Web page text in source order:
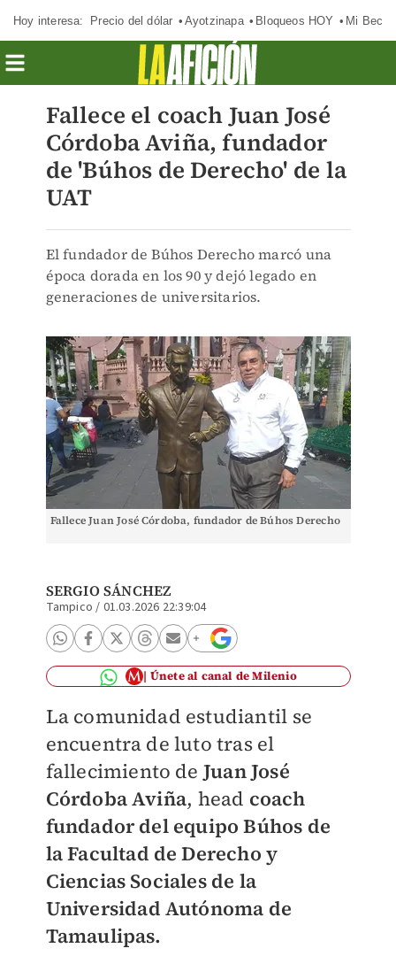
Hoy interesa: Precio del dólar Ayotzinapa Bloqueos HOY Mi Beca
Fallece el coach Juan José
Córdoba Aviña, fundador
de 'Búhos de Derecho' de la
UAT
El fundador de Búhos Derecho marcó una
época dorada en los 90 y dejó legado en
generaciones de universitarios.
Fallece Juan José Córdoba, fundador de Búhos Derecho
SERGIO SÁNCHEZ
Tampico / 01.03.2026 22:39:04
Únete al canal de Milenio
La comunidad estudiantil se
encuentra de luto tras el
fallecimiento de Juan José
Córdoba Aviña, head coach
fundador del equipo Búhos de
la Facultad de Derecho y
Ciencias Sociales de la
Universidad Autónoma de
Tamaulipas.